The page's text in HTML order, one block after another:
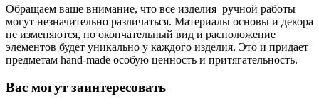
Обращаем ваше внимание, что все изделия ручной работы
могут незначительно различаться. Материалы основы и декора
не изменяются, но окончательный вид и расположение
элементов будет уникально у каждого изделия. Это и придает
предметам hand-made особую ценность и притягательность.
Вас могут заинтересовать